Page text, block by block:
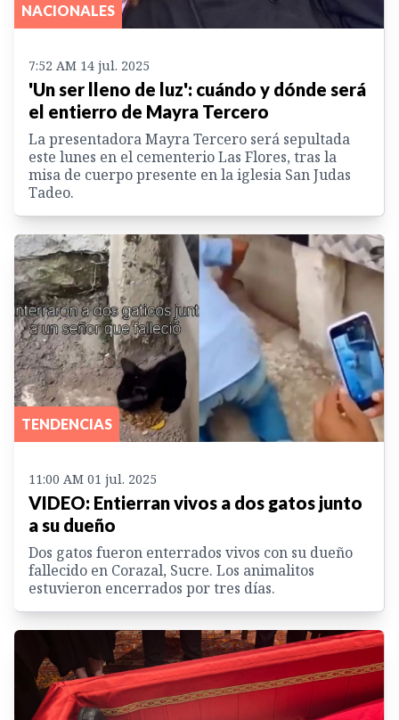
NACIONALES
7:52 AM 14 jul. 2025
'Un ser lleno de luz': cuándo y dónde será
el entierro de Mayra Tercero
La presentadora Mayra Tercero será sepultada
este lunes en el cementerio Las Flores, tras la
misa de cuerpo presente en la iglesia San Judas
Tadeo.
TENDENCIAS
11:00 AM 01 jul. 2025
VIDEO: Entierran vivos a dos gatos junto
a su dueño
Dos gatos fueron enterrados vivos con su dueño
fallecido en Corazal, Sucre. Los animalitos
estuvieron encerrados por tres días.